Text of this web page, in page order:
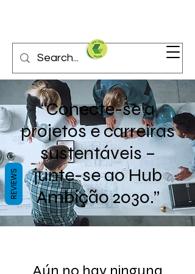
“Conecte-se a
projetos e carreiras
sustentáveis –
junte-se ao Hub
Ambição 2030.”
REVIEWS